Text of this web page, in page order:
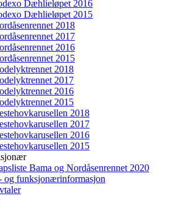
Dæhlieløpet 2016
Dæhlieløpet 2015
2018
2017
2016
2015
2018
2017
2016
2015
2018
2017
2016
2015
Bama og Nordåsenrennet 2020
og funksjonærinformasjon